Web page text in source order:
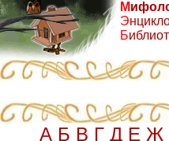
М
Э
Б
А Б В Г Д Е Ж